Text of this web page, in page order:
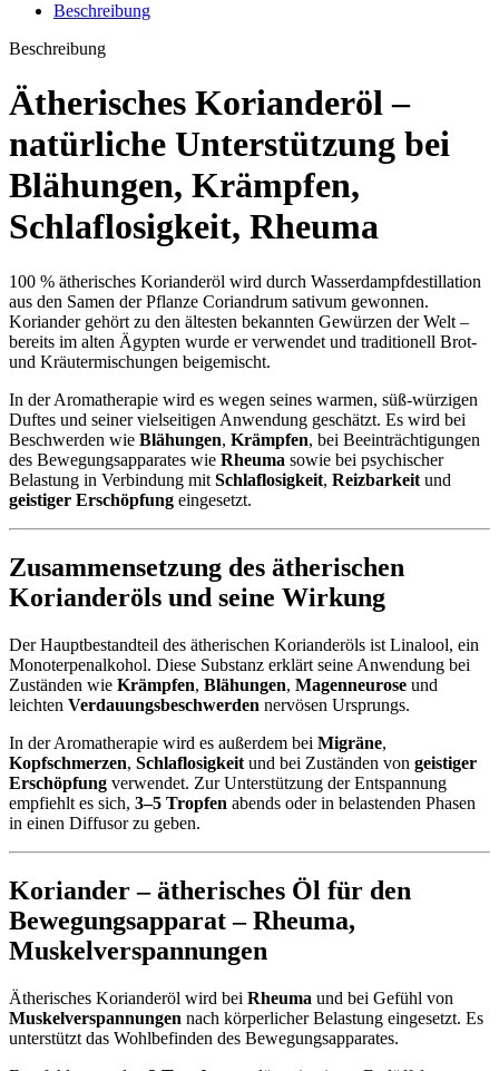
Beschreibung
Beschreibung
Ätherisches Korianderöl –
natürliche Unterstützung bei
Blähungen, Krämpfen,
Schlaflosigkeit, Rheuma
100 % ätherisches Korianderöl wird durch Wasserdampfdestillation
aus den Samen der Pflanze Coriandrum sativum gewonnen.
Koriander gehört zu den ältesten bekannten Gewürzen der Welt –
bereits im alten Ägypten wurde er verwendet und traditionell Brot-
und Kräutermischungen beigemischt.
In der Aromatherapie wird es wegen seines warmen, süß-würzigen
Duftes und seiner vielseitigen Anwendung geschätzt. Es wird bei
Beschwerden wie Blähungen, Krämpfen, bei Beeinträchtigungen
des Bewegungsapparates wie Rheuma sowie bei psychischer
Belastung in Verbindung mit Schlaflosigkeit, Reizbarkeit und
geistiger Erschöpfung eingesetzt.
Zusammensetzung des ätherischen
Korianderöls und seine Wirkung
Der Hauptbestandteil des ätherischen Korianderöls ist Linalool, ein
Monoterpenalkohol. Diese Substanz erklärt seine Anwendung bei
Zuständen wie Krämpfen, Blähungen, Magenneurose und
leichten Verdauungsbeschwerden nervösen Ursprungs.
In der Aromatherapie wird es außerdem bei Migräne,
Kopfschmerzen, Schlaflosigkeit und bei Zuständen von geistiger
Erschöpfung verwendet. Zur Unterstützung der Entspannung
empfiehlt es sich, 3–5 Tropfen abends oder in belastenden Phasen
in einen Diffusor zu geben.
Koriander – ätherisches Öl für den
Bewegungsapparat –Rheuma,
Muskelverspannungen
Ätherisches Korianderöl wird bei Rheuma und bei Gefühl von
Muskelverspannungen nach körperlicher Belastung eingesetzt. Es
unterstützt das Wohlbefinden des Bewegungsapparates.